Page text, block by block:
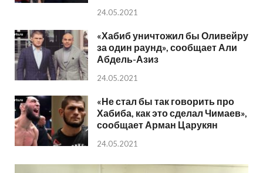
24.05.2021
«Хабиб уничтожил бы Оливейру
за один раунд», сообщает Али
Абдель-Азиз
24.05.2021
«Не стал бы так говорить про
Хабиба, как это сделал Чимаев»,
сообщает Арман Царукян
24.05.2021